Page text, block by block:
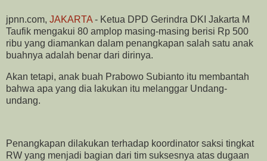
jpnn.com, JAKARTA - Ketua DPD Gerindra DKI Jakarta M
Taufik mengakui 80 amplop masing-masing berisi Rp 500
ribu yang diamankan dalam penangkapan salah satu anak
buahnya adalah benar dari dirinya.
Akan tetapi, anak buah Prabowo Subianto itu membantah
bahwa apa yang dia lakukan itu melanggar Undang-
undang.
Penangkapan dilakukan terhadap koordinator saksi tingkat
RW yang menjadi bagian dari tim suksesnya atas dugaan